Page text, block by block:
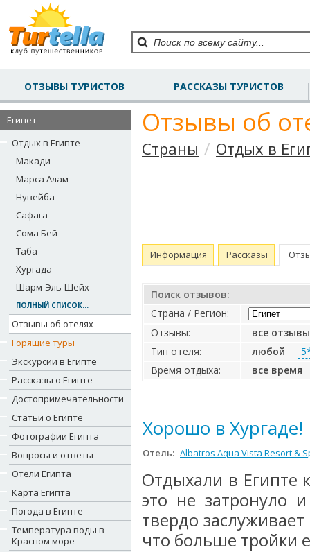
ОТЗЫВЫ ТУРИСТОВ РАССКАЗЫ ТУРИСТОВ
Египет
Отдых в Египте
Макади
Марса Алам
Нувейба
Сафага
Сома Бей
Таба
Хургада
Шарм-Эль-Шейх
ПОЛНЫЙ СПИСОК...
Отзывы об отелях
Горящие туры
Экскурсии в Египте
Рассказы о Египте
Достопримечательности
Статьи о Египте
Фотографии Египта
Вопросы и ответы
Отели Египта
Карта Египта
Погода в Египте
Температура воды в
Красном море
Отзывы об
Страны / Отдых в
Информация Рассказы
Поиск отзывов:
Страна / Регион:
Отзывы:
все отзывы
Тип отеля:
любой
Время отдыха:
все время
Хорошо в Хургаде!
Отель: Albatros Aqua Vista Resort &
Отдыхали в Египте
это не затронуло
твердо
что больше тройки